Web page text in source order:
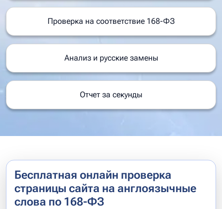
Проверка на соответствие 168-ФЗ
Анализ и русские замены
Отчет за секунды
Бесплатная онлайн проверка
страницы сайта на англоязычные
слова по 168-ФЗ
Подать заявку
Апелляция